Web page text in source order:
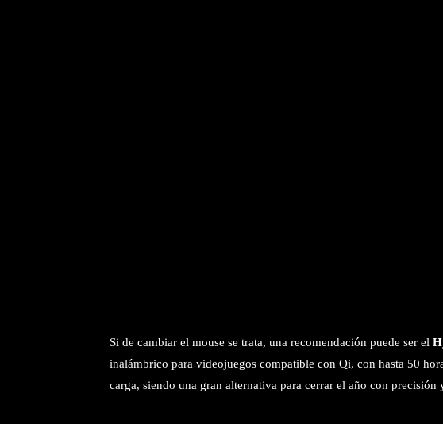
Si de cambiar el mouse se trata, una recomendación puede ser el
inalámbrico para videojuegos compatible con Qi, con hasta 50
carga, siendo una gran alternativa para cerrar el año con precisión